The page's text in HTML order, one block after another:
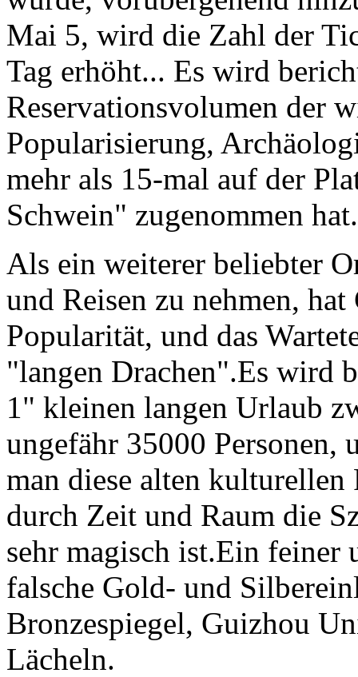
Mai 5, wird die Zahl der
Tag erhöht... Es wird
Reservationsvolumen der
Popularisierung,
mehr als 15-mal auf der
Schwein" zugenommen hat.
Als ein weiterer beliebter
und Reisen zu nehmen,
Popularität, und das
"langen Drachen".Es wird
1" kleinen langen Urlaub
ungefähr 35000 Personen,
man diese alten kulturellen
durch Zeit und Raum die
sehr magisch ist.Ein
falsche Gold- und
Bronzespiegel, Guizhou
Lächeln.